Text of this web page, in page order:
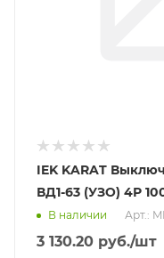
IEK KARAT
ВД1-63 (УЗО) 4Р
В наличии Арт.:
3 130.20 руб./шт